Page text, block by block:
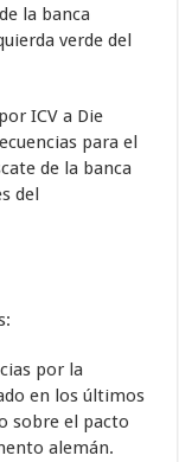
la banca
verde del
ICV a Die
para el
de la banca
del
por la
en los últimos
sobre el pacto
alemán.